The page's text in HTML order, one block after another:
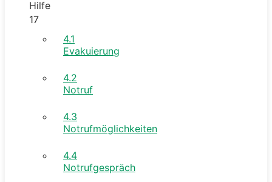
Hilfe
17
4.1
Evakuierung
4.2
Notruf
4.3
Notrufmöglichkeiten
4.4
Notrufgespräch